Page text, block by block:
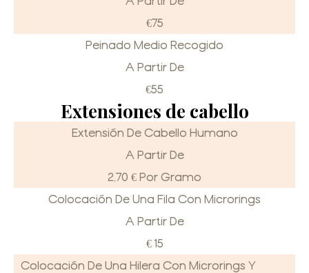
€75
Peinado Medio Recogido
A Partir De
€55
Extensiones de cabello
Extensión De Cabello Humano
A Partir De
2,70 € Por Gramo
Colocación De Una Fila Con Microrings
A Partir De
€ 15
Colocación De Una Hilera Con Microrings Y